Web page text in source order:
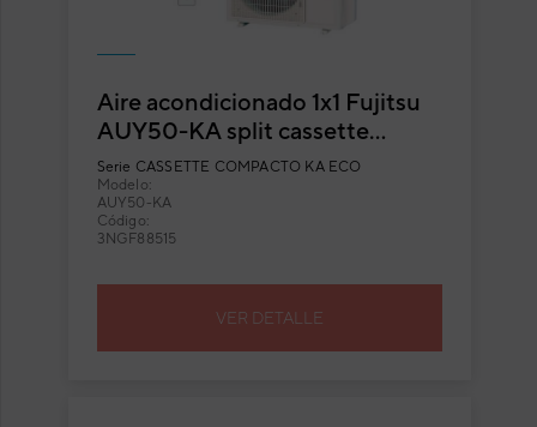
Aire acondicionado 1x1 Fujitsu
AUY50-KA split cassette
Inverter
Serie CASSETTE COMPACTO KA ECO
Modelo:
AUY50-KA
Código:
3NGF88515
VER DETALLE